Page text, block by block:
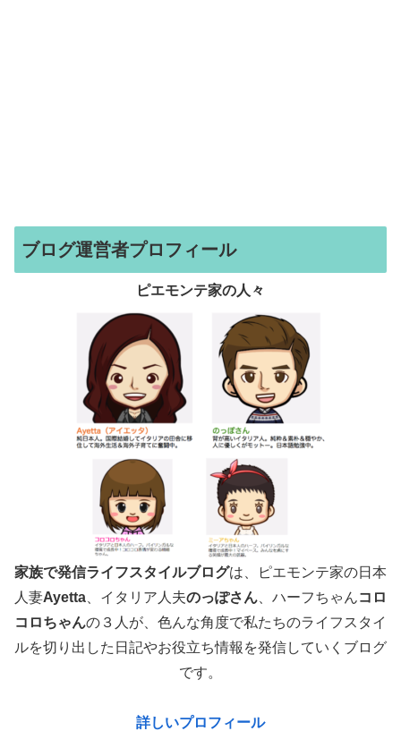
ブログ運営者プロフィール
ピエモンテ家の人々
家族で発信ライフスタイルブログは、ピエモンテ家の日本
人妻Ayetta 、イタリア人夫のっぽさん 、ハーフちゃんコロ
コロちゃんの３人が、色んな角度で私たちのライフスタイ
ルを切り出した日記やお役立ち情報を発信していくブログ
です。
詳しいプロフィール